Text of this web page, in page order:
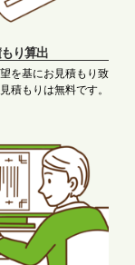
り算出
を基にお見積もり致
積もりは無料です。